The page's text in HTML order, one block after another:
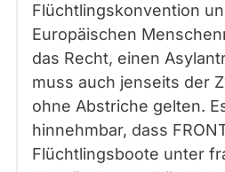
Flüchtlingskonvention
Europäischen
das Recht, einen
muss auch jenseits der
ohne Abstriche gelten.
hinnehmbar, dass
Flüchtlingsboote unter